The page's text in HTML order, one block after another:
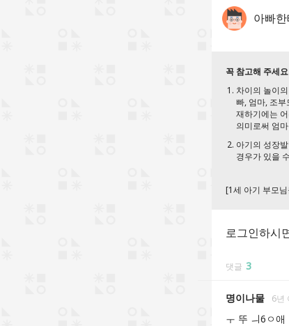
아빠
꼭 참고해 주세요
차이의 놀이
빠, 엄마, 조
재하기에는
의미로써 엄
아기의 성장
경우가 있을
[1세 아기 부모
로그인하시
댓글 3
명이나물 6년
ㅜ 뚜 ㅢ6ㅇ